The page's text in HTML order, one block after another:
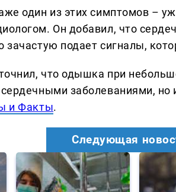
один из этих симптомов –
Он добавил, что
зачастую подает сигналы,
что одышка при
сердечными заболеваниями,
и Факты.
Следующая